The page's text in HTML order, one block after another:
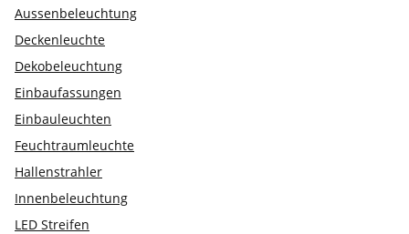
Aussenbeleuchtung
Deckenleuchte
Dekobeleuchtung
Einbaufassungen
Einbauleuchten
Feuchtraumleuchte
Hallenstrahler
Innenbeleuchtung
LED Streifen